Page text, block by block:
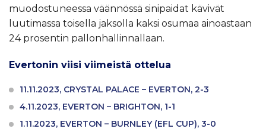
muodostuneessa väännössä sinipaidat kävivät
luutimassa toisella jaksolla kaksi osumaa ainoastaan
24 prosentin pallonhallinnallaan.
Evertonin viisi viimeistä ottelua
11.11.2023, CRYSTAL PALACE – EVERTON, 2-3
4.11.2023, EVERTON – BRIGHTON, 1-1
1.11.2023, EVERTON – BURNLEY (EFL CUP), 3-0